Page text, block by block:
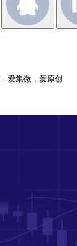
爱集微，爱原创